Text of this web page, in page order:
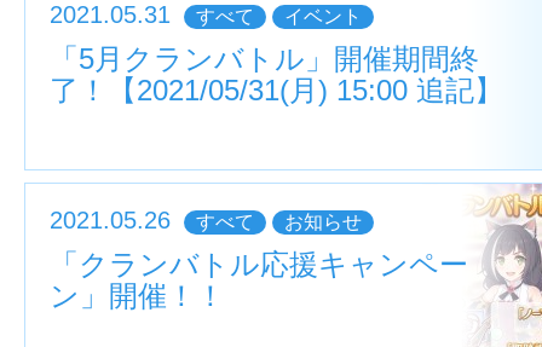
2021.05.31 すべて イベント
「5月クランバトル」開催期間終
了！【2021/05/31(月) 15:00 追記】
2021.05.26 すべて お知らせ
「クランバトル応援キャンペー
ン」開催！！